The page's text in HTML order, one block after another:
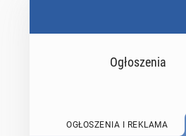
Ogłoszenia
OGŁOSZENIA I REKLAMA